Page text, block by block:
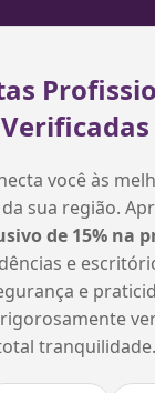
Verificadas
você às
sua região.
de 15% na
e
e
tranquilidade.